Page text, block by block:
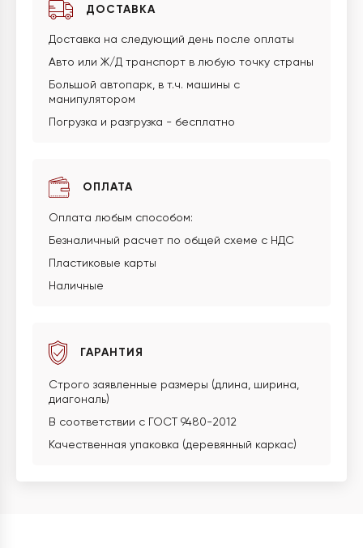
ДОСТАВКА
Доставка на следующий день после оплаты
Авто или Ж/Д транспорт в любую точку страны
Большой автопарк, в т.ч. машины с
манипулятором
Погрузка и разгрузка - бесплатно
ОПЛАТА
Оплата любым способом:
Безналичный расчет по общей схеме с НДС
Пластиковые карты
Наличные
ГАРАНТИЯ
Строго заявленные размеры (длина, ширина,
диагональ)
В соответствии с ГОСТ 9480-2012
Качественная упаковка (деревянный каркас)